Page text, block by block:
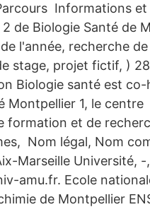
Informations et
de Biologie Santé de
l'année, recherche
stage, projet fictif, )
Biologie santé est
Montpellier 1, le centre
formation et de
Nom légal, Nom
Marseille Université, -,
amu.fr. Ecole
de Montpellier